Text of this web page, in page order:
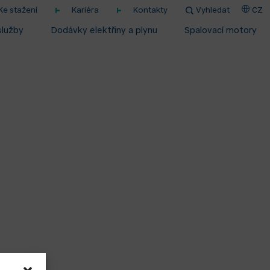
Ke stažení Kariéra Kontakty Vyhledat CZ
Dodávky elektřiny a plynu Spalovací motory